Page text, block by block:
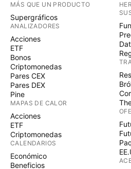
MÁS QUE UN PRODUCTO
Supergráficos
ANALIZADORES
Acciones
ETF
Bonos
Criptomonedas
Pares CEX
Pares DEX
Pine
MAPAS DE CALOR
Acciones
ETF
Criptomonedas
CALENDARIOS
Económico
Beneficios